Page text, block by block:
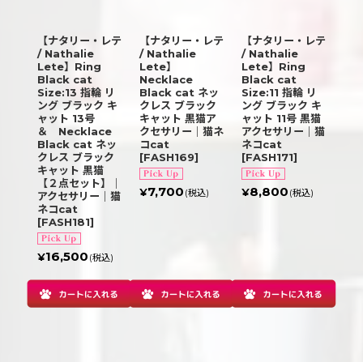
【ナタリー・レテ
/ Nathalie
Lete】Ring
Black cat
Size:13 指輪 リ
ング ブラック キ
ャット 13号
＆ Necklace
Black cat ネッ
クレス ブラック
キャット 黒猫
【２点セット】｜
アクセサリー｜猫
ネコcat
[FASH181]
¥16,500 (税込)
【ナタリー・レテ
/ Nathalie
Lete】
Necklace
Black cat ネッ
クレス ブラック
キャット 黒猫ア
クセサリー｜猫ネ
コcat
[FASH169]
¥7,700 (税込)
【ナタリー・レテ
/ Nathalie
Lete】Ring
Black cat
Size:11 指輪 リ
ング ブラック キ
ャット 11号 黒猫
アクセサリー｜猫
ネコcat
[FASH171]
¥8,800 (税込)